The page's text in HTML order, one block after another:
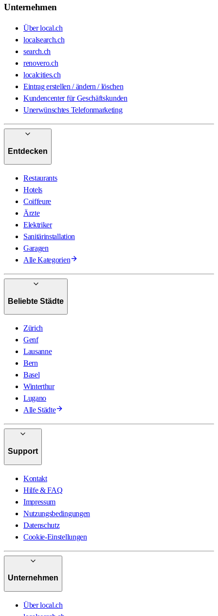
Unternehmen
Über local.ch
localsearch.ch
search.ch
renovero.ch
localcities.ch
Eintrag erstellen / ändern / löschen
Kundencenter für Geschäftskunden
Unerwünschtes Telefonmarketing
Entdecken
Restaurants
Hotels
Coiffeure
Ärzte
Elektriker
Sanitärinstallation
Garagen
Alle Kategorien
Beliebte Städte
Zürich
Genf
Lausanne
Bern
Basel
Winterthur
Lugano
Alle Städte
Support
Kontakt
Hilfe & FAQ
Impressum
Nutzungsbedingungen
Datenschutz
Cookie-Einstellungen
Unternehmen
Über local.ch